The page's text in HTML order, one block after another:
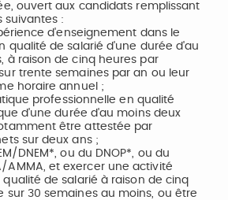
ouvert aux candidats remplissant
suivantes :
d'enseignement dans le
qualité de salarié d'une durée d'au
à raison de cinq heures par
trente semaines par an ou leur
horaire annuel ;
professionnelle en qualité
d'une durée d'au moins deux
être attestée par
sur deux ans ;
DNEM*, ou du DNOP*, ou du
AMMA, et exercer une activité
de salarié à raison de cinq
sur 30 semaines au moins, ou être